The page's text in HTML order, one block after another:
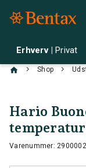
Erhverv | Privat
chevron_right Shop chevron_right
Hario
Varenummer: